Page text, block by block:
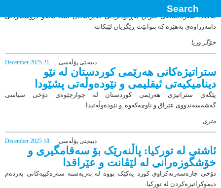
شه‌راكه‌تى ستراتیژی لە ناوچه‌يێكى ناجێكىردا
تەحەدا سەرەكیەكەی عێراق بەڕێوەبردنی قەیرانەکان نییە، بەڵکو دروستکردنی
دامەزراوەی بەهێزە کە بتوانێت ڕێگریان لێبکات.
خۆگر وریا
21 December 2025 دیبەیتی پۆڵەسی
ستراتیژەكانی هەرێمی کوردستان لە نێو
دینامیكیەتی ئیقلیمی و نێودەوڵەتی پشێودا
پێگەی ستراتیژی هەرێمی کوردستان لە چوارچێوەی دۆخی سیاسی
گەشەسەندووی عێراق و ناوچەکەوە و نێودەوڵەتیدا
مێری
18 December 2025 دیبەیتی پۆڵەسی
ئاشتی لە تورکیا: پاڵنەرێک بۆ سەقامگیری و
خۆشگوزەرانی لە لێڤانت و عێراقدا
دۆخی چارەسەرنەکراوی کورد یەکێک بووە لە بەربەستە سەرەکییەکانی بەردەم
دیموکراتیزەکردن لە تورکیا.